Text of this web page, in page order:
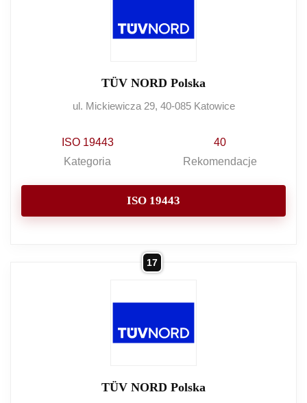
TÜV NORD Polska
ul. Mickiewicza 29, 40-085 Katowice
ISO 19443
Kategoria
40
Rekomendacje
ISO 19443
17
TÜV NORD Polska